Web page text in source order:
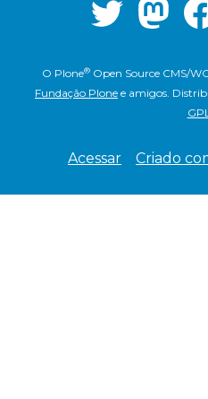
O Plone®Open Source CMS/
Fundação Plone e amigos.
Acessar Criado